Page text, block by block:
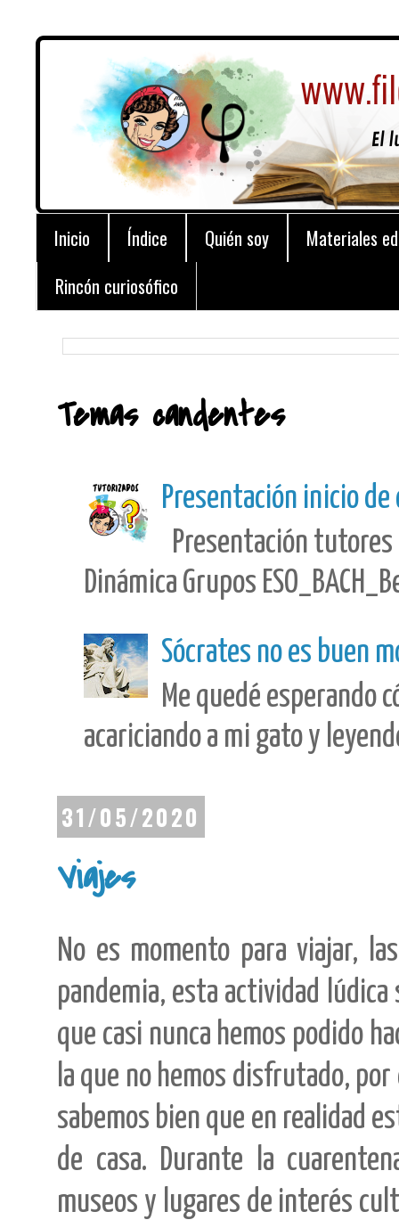
Inicio Índice Quién soy
Materiales
Rincón curiosófico
Temas candentes
Presentación inicio de
Presentación
Dinámica Grupos
Sócrates no es buen
Me quedé esperando
acariciando a mi gato y
31/05/2020
Viajes
No es momento para viajar,
pandemia, esta actividad lúdica
que casi nunca hemos podido
la que no hemos disfrutado,
sabemos bien que en realidad
de casa. Durante la
museos y lugares de interés